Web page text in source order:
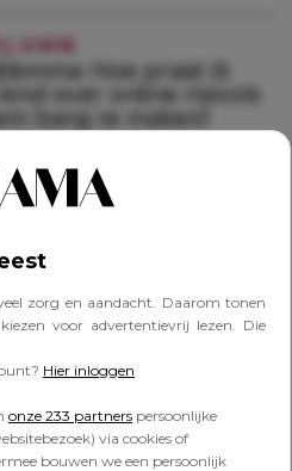
zorg en aandacht. Daarom tonen
voor advertentievrij lezen. Die
Hier inloggen
onze 233 partners persoonlijke
via cookies of
bouwen we een persoonlijk
Hoe praat ik
over online risico’s
bang te maken?
GPS en/of
Hoe zorg ik dat
niet in de fuik van
algoritmes belandt?